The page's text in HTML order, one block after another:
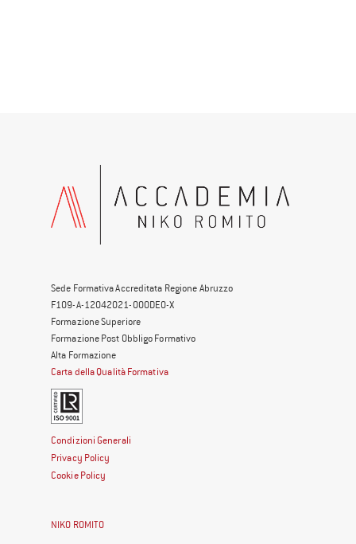
Sede Formativa Accreditata Regione Abruzzo
F109-A-12042021-000DE0-X
Formazione Superiore
Formazione Post Obbligo Formativo
Alta Formazione
Carta della Qualità Formativa
Condizioni Generali
Privacy Policy
Cookie Policy
NIKO ROMITO